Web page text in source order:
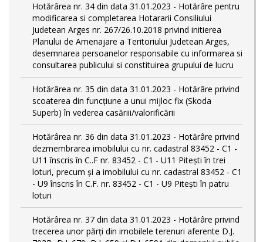
Hotărârea nr. 34 din data 31.01.2023 - Hotărâre pentru
modificarea si completarea Hotararii Consiliului
Judetean Arges nr. 267/26.10.2018 privind initierea
Planului de Amenajare a Teritoriului Judetean Arges,
desemnarea persoanelor responsabile cu informarea si
consultarea publicului si constituirea grupului de lucru
Hotărârea nr. 35 din data 31.01.2023 - Hotărâre privind
scoaterea din funcţiune a unui mijloc fix (Skoda
Superb) în vederea casăriii/valorificării
Hotărârea nr. 36 din data 31.01.2023 - Hotărâre privind
dezmembrarea imobilului cu nr. cadastral 83452 - C1 -
U11 înscris în C..F nr. 83452 - C1 - U11 Piteşti în trei
loturi, precum şi a imobilului cu nr. cadastral 83452 - C1
- U9 înscris în C.F. nr. 83452 - C1 - U9 Piteşti în patru
loturi
Hotărârea nr. 37 din data 31.01.2023 - Hotărâre privind
trecerea unor părţi din imobilele terenuri aferente D.J.